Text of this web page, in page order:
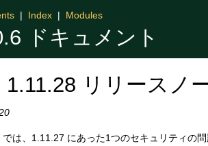
ドキュメント
| Index | Modules
1.11.28 リリースノ
は、1.11.27 にあった1つのセキュリティの